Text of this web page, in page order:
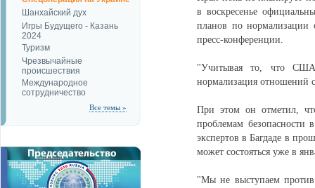
Шанхайский дух
Игры Будущего - Казань
2024
Туризм
Чрезвычайные
происшествия
Международное
сотрудничество
Все темы »
в воскресенье
планов по
пресс-конференции.
"Учитывая то, что США
нормализация отношений
При этом он отметил,
проблемам безопасности
экспертов в Багдаде в
может состояться уже в
"Мы не выступаем